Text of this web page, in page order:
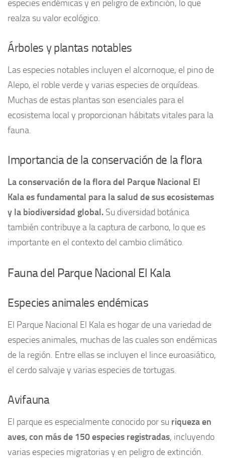
especies endémicas y en peligro de extinción, lo que
realza su valor ecológico.
Árboles y plantas notables
Las especies notables incluyen el alcornoque, el pino de
Alepo, el roble verde y varias especies de orquídeas.
Muchas de estas plantas son esenciales para el
ecosistema local y proporcionan hábitats vitales para la
fauna.
Importancia de la conservación de la flora
La conservación de la flora del Parque Nacional El
Kala es fundamental para la salud de sus ecosistemas
y la biodiversidad global. Su diversidad botánica
también contribuye a la captura de carbono, lo que es
importante en el contexto del cambio climático.
Fauna del Parque Nacional El Kala
Especies animales endémicas
El Parque Nacional El Kala es hogar de una variedad de
especies animales, muchas de las cuales son endémicas
de la región. Entre ellas se incluyen el lince euroasiático,
el cerdo salvaje y varias especies de tortugas.
Avifauna
El parque es especialmente conocido por su riqueza en
aves, con más de 150 especies registradas, incluyendo
varias especies migratorias y en peligro de extinción.